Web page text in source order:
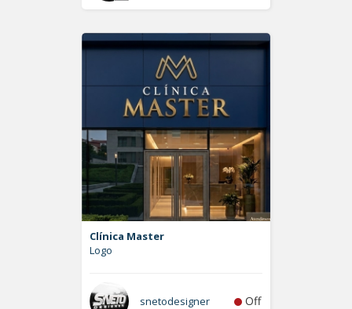
Clínica Master
Logo
snetodesigner Off